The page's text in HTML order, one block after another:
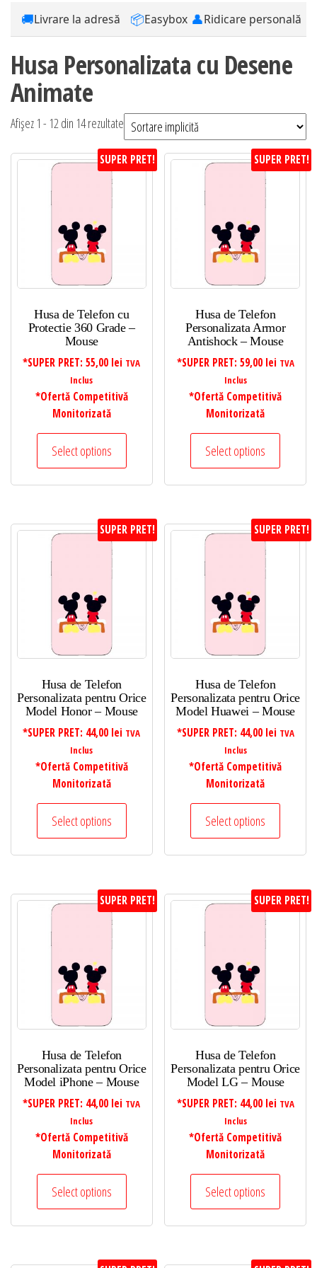
🚚Livrare la adresă 📦Easybox 👤Ridicare personală
Husa Personalizata cu Desene
Animate
Afișez 1 - 12 din 14 rezultate
SUPER PRET!
Husa de Telefon cu
Protectie 360 Grade –
Mouse
*SUPER PRET:55,00 lei TVA
Inclus
*Ofertă Competitivă
Monitorizată
Select options
SUPER PRET!
Husa de Telefon
Personalizata Armor
Antishock – Mouse
*SUPER PRET: 59,00 lei TVA
Inclus
*Ofertă Competitivă
Monitorizată
Select options
SUPER PRET!
Husa de Telefon
Personalizata pentru Orice
Model Honor – Mouse
*SUPER PRET: 44,00 lei TVA
Inclus
*Ofertă Competitivă
Monitorizată
Select options
SUPER PRET!
Husa de Telefon
Personalizata pentru Orice
Model Huawei – Mouse
*SUPER PRET: 44,00 lei TVA
Inclus
*Ofertă Competitivă
Monitorizată
Select options
SUPER PRET!
Husa de Telefon
Personalizata pentru Orice
Model iPhone – Mouse
*SUPER PRET: 44,00 lei TVA
Inclus
*Ofertă Competitivă
Monitorizată
Select options
SUPER PRET!
Husa de Telefon
Personalizata pentru Orice
Model LG – Mouse
*SUPER PRET: 44,00 lei TVA
Inclus
*Ofertă Competitivă
Monitorizată
Select options